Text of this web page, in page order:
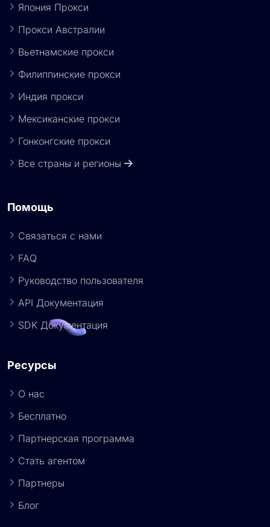
Япония Прокси
Прокси Австралии
Вьетнамские прокси
Филиппинские прокси
Индия прокси
Мексиканские прокси
Гонконгские прокси
Все страны и регионы
Помощь
Связаться с нами
FAQ
Руководство пользователя
API Документация
SDK Документация
Ресурсы
О нас
Бесплатно
Партнерская программа
Стать агентом
Партнеры
Блог